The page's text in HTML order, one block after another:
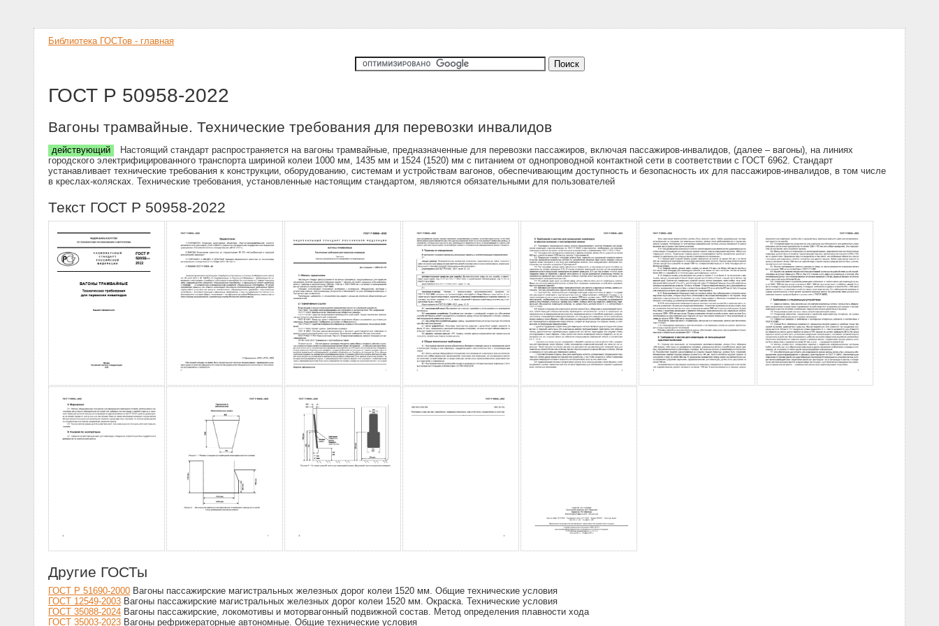
Библиотека ГОСТов - главная
ГОСТ Р 50958-2022
Вагоны трамвайные. Технические требования для перевозки инвалидов
действующий
Настоящий стандарт распространяется на вагоны трамвайные, предназначенные для перевозки пассажиров, включая пассажиров-инвалидов, (далее – вагоны), на линиях
городского электрифицированного транспорта шириной колеи 1000 мм, 1435 мм и 1524 (1520) мм с питанием от однопроводной контактной сети в соответствии с ГОСТ 6962. Стандарт
устанавливает технические требования к конструкции, оборудованию, системам и устройствам вагонов, обеспечивающим доступность и безопасность их для пассажиров-инвалидов, в том числе
в креслах-колясках. Технические требования, установленные настоящим стандартом, являются обязательными для пользователей
Текст ГОСТ Р 50958-2022
Другие ГОСТы
ГОСТ Р 51690-2000 Вагоны пассажирские магистральных железных дорог колеи 1520 мм. Общие технические условия
ГОСТ 12549-2003 Вагоны пассажирские магистральных железных дорог колеи 1520 мм. Окраска. Технические условия
ГОСТ 35088-2024 Вагоны пассажирские, локомотивы и моторвагонный подвижной состав. Метод определения плавности хода
ГОСТ 35003-2023 Вагоны рефрижераторные автономные. Общие технические условия